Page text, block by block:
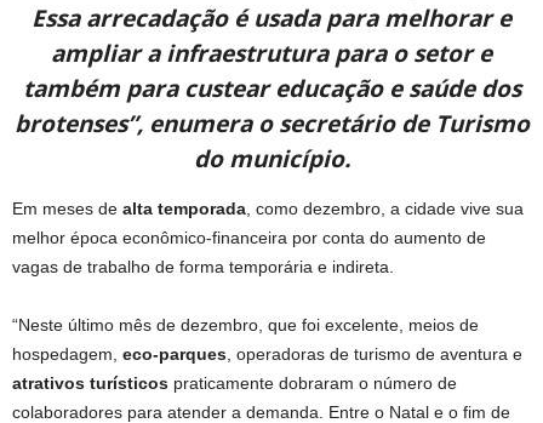
Essa arrecadação é usada para melhorar e
ampliar a infraestrutura para o setor e
também para custear educação e saúde dos
brotenses”, enumera o secretário de Turismo
do município.
Em meses de alta temporada , como dezembro, a cidade vive sua
melhor época econômico-financeira por conta do aumento de
vagas de trabalho de forma temporária e indireta.
“Neste último mês de dezembro, que foi excelente, meios de
hospedagem, eco-parques , operadoras de turismo de aventura e
atrativos turísticos praticamente dobraram o número de
colaboradores para atender a demanda. Entre o Natal e o fim de